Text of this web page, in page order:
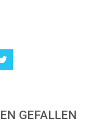
GEFALLEN